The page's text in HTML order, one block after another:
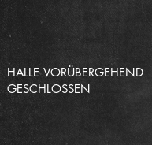
HALLE VORÜBERGEHEND
GESCHLOSSEN